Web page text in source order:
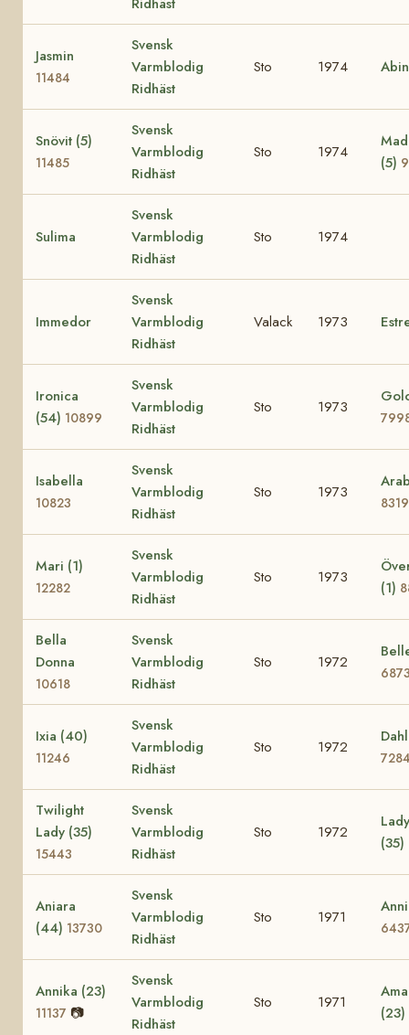
Jasmin
11484
Svensk
Varmblodig
Ridhäst
Sto 1974
Snövit (5)
11485
Svensk
Varmblodig
Ridhäst
Sto 1974
(5)
Sulima
Svensk
Varmblodig
Ridhäst
Sto 1974
Immedor
Svensk
Varmblodig
Ridhäst
Valack 1973
Ironica
(54) 10899
Svensk
Varmblodig
Ridhäst
Sto 1973
Isabella
10823
Svensk
Varmblodig
Ridhäst
Sto 1973
8319
Mari (1)
12282
Svensk
Varmblodig
Ridhäst
Sto 1973
(1)
Bella
Donna
10618
Svensk
Varmblodig
Ridhäst
Sto 1972
Ixia (40)
11246
Svensk
Varmblodig
Ridhäst
Sto 1972
Twilight
Lady (35)
15443
Svensk
Varmblodig
Ridhäst
Sto 1972
(35)
Aniara
(44) 13730
Svensk
Varmblodig
Ridhäst
Sto 1971
Annika (23)
11137 📷
Svensk
Varmblodig
Ridhäst
Sto 1971
(23)